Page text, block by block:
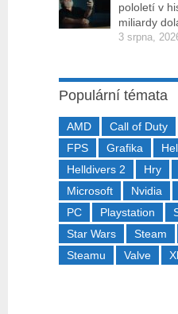
pololetí v
miliardy
3 srpna,
Populární témata
AMD Call of Duty
FPS
Grafika
Helldivers 2
Hry
Microsoft
Nvidia
PC
Playstation
Star Wars
Steam
Steamu
Valve